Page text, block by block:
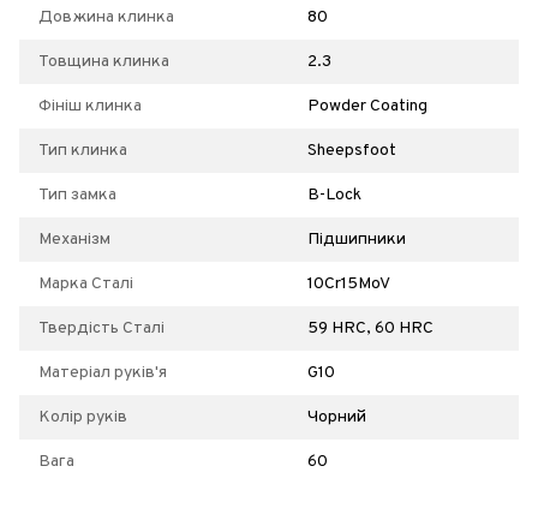
Довжина клинка 80
Товщина клинка 2.3
Фініш клинка Powder Coating
Тип клинка Sheepsfoot
Тип замка B-Lock
Механізм Підшипники
Марка Сталі 10Cr15MoV
Твердість Сталі 59 HRC, 60 HRC
Матеріал руків'я G10
Колір руків Чорний
Вага 60